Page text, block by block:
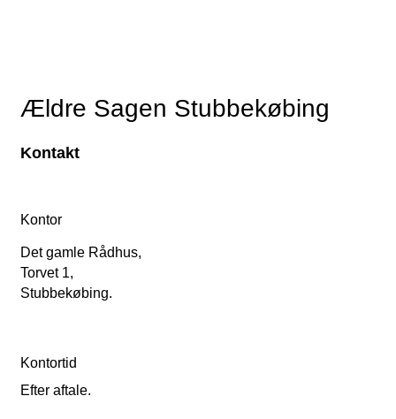
Ældre Sagen Stubbekøbing
Kontakt
Kontor
Det gamle Rådhus,
Torvet 1,
Stubbekøbing.
Kontortid
Efter aftale.